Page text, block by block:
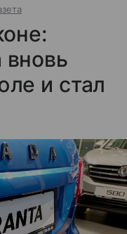
вновь
и стал